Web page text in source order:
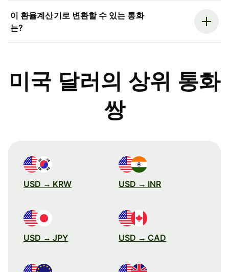
이 환율계산기로 변환할 수 있는 통화
는?
미국 달러의 상위 통화
쌍
USD → KRW USD → INR
USD → JPY USD → CAD